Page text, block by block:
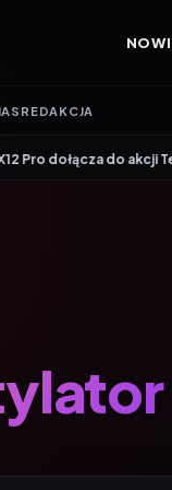
REDAKCJA
do akcji Tenda